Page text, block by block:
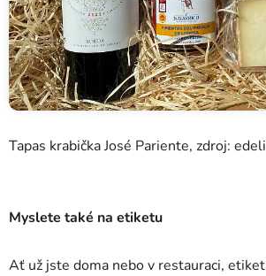
Tapas krabička José Pariente, zdroj:
Myslete také na etiketu
Ať už jste doma nebo v restauraci,